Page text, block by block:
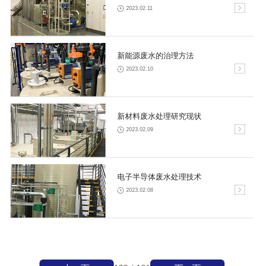
2023.02.11
新能源废水的治理方法
2023.02.10
新材料废水处理研究现状
2023.02.09
电子半导体废水处理技术
2023.02.08